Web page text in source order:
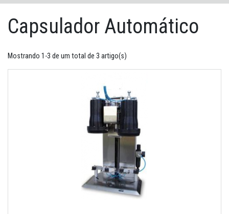
Capsulador Automático
Mostrando 1-3 de um total de 3 artigo(s)